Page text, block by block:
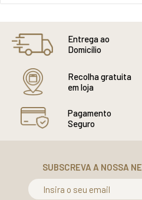
Entrega ao
Domicílio
Recolha gratuita
em loja
Pagamento
Seguro
SUBSCREVA A NOSSA
Insira o seu email